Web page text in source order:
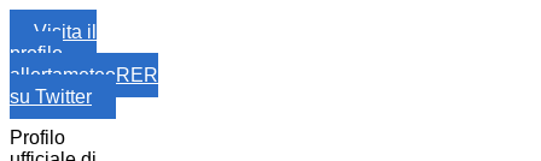
Visita il
profilo
allertameteoRER
su Twitter
Profilo